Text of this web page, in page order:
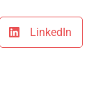
LinkedIn